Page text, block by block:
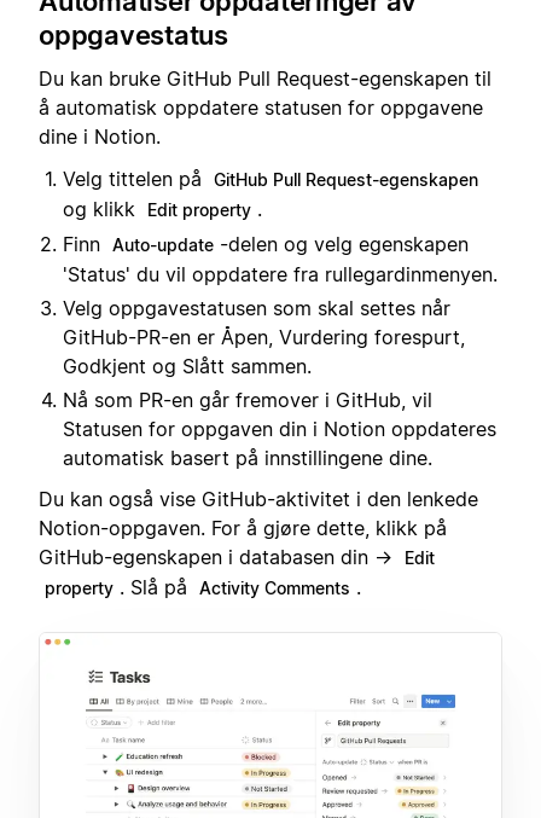
oppgavestatus
Du kan bruke GitHub Pull Request-egenskapen til
å automatisk oppdatere statusen for oppgavene
dine i Notion.
Velg tittelen på
GitHub Pull Request-egenskapen
og klikk Edit property .
Finn Auto-update -delen og velg egenskapen
'Status' du vil oppdatere fra rullegardinmenyen.
Velg oppgavestatusen som skal settes når
GitHub-PR-en er Åpen, Vurdering forespurt,
Godkjent og Slått sammen.
Nå som PR-en går fremover i GitHub, vil
Statusen for oppgaven din i Notion oppdateres
automatisk basert på innstillingene dine.
Du kan også vise GitHub-aktivitet i den lenkede
Notion-oppgaven. For å gjøre dette, klikk på
GitHub-egenskapen i databasen din →
Edit
property . Slå på Activity Comments .